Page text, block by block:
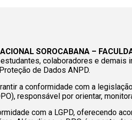
SOROCABANA –
colaboradores e demais
de Dados ANPD.
a conformidade com a
responsável por orientar,
com a LGPD, oferecendo